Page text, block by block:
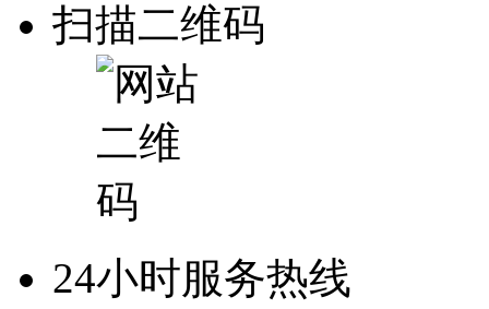
扫描二维码
24小时服务热线